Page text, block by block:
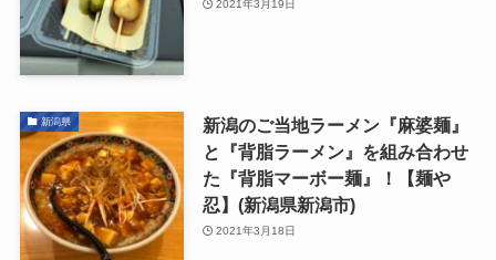
2021年3月19日
新潟県
新潟のご当地ラーメン『麻婆麺』
と『背脂ラーメン』を組み合わせ
た『背脂マーボー麺』！【麺や
忍】(新潟県新潟市)
2021年3月18日